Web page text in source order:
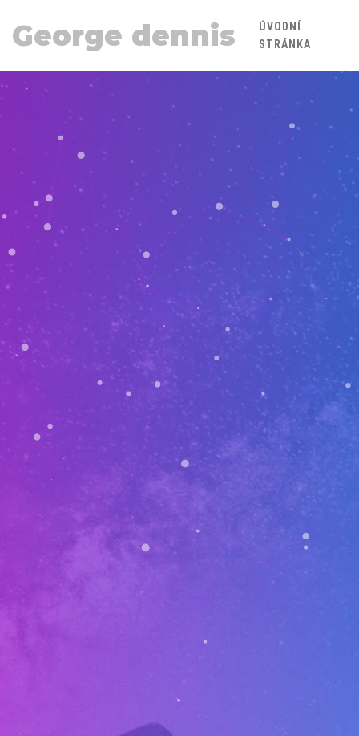
George dennis
ÚVODNÍ
STRÁNKA